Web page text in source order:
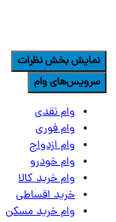
بخش نظرات
وام
وام نقدی
وام فوری
وام ازدواج
وام خودرو
وام خرید کالا
خرید اقساطی
وام خرید مسکن